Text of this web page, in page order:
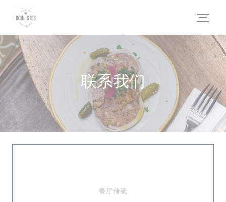
联系我们
餐厅传统